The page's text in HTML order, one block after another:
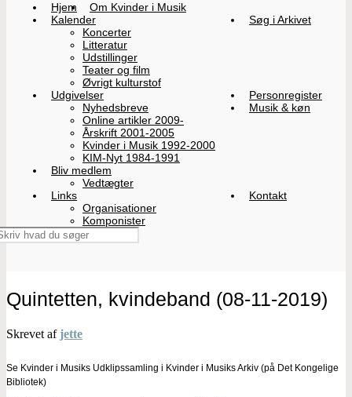
Hjem
Om Kvinder i Musik
Kalender
Koncerter
Litteratur
Udstillinger
Teater og film
Øvrigt kulturstof
Søg i Arkivet
Udgivelser
Nyhedsbreve
Online artikler 2009-
Årskrift 2001-2005
Kvinder i Musik 1992-2000
KIM-Nyt 1984-1991
Personregister
Musik & køn
Bliv medlem
Vedtægter
Links
Organisationer
Komponister
Kontakt
Quintetten, kvindeband (08-11-2019)
Skrevet af jette
Se Kvinder i Musiks Udklipssamling i Kvinder i Musiks Arkiv (på Det Kongelige
Bibliotek)